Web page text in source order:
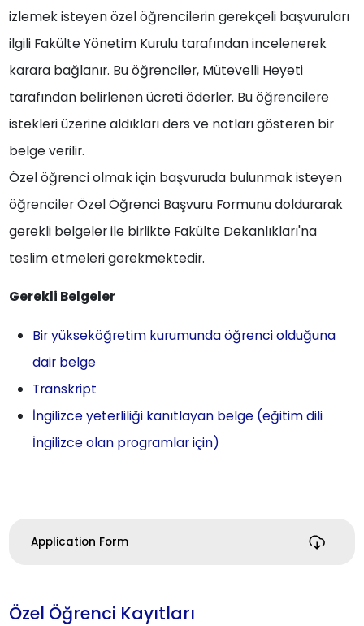
izlemek isteyen özel öğrencilerin gerekçeli başvuruları
ilgili Fakülte Yönetim Kurulu tarafından incelenerek
karara bağlanır. Bu öğrenciler, Mütevelli Heyeti
tarafından belirlenen ücreti öderler. Bu öğrencilere
istekleri üzerine aldıkları ders ve notları gösteren bir
belge verilir.
Özel öğrenci olmak için başvuruda bulunmak isteyen
öğrenciler Özel Öğrenci Başvuru Formunu doldurarak
gerekli belgeler ile birlikte Fakülte Dekanlıkları'na
teslim etmeleri gerekmektedir.
Gerekli Belgeler
Bir yükseköğretim kurumunda öğrenci olduğuna
dair belge
Transkript
İngilizce yeterliliği kanıtlayan belge (eğitim dili
İngilizce olan programlar için)
Application Form
Özel Öğrenci Kayıtları